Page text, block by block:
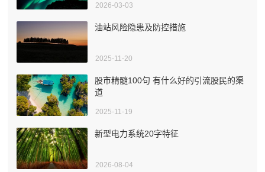
2026-03-03
油站风险隐患及防控措施
2025-11-20
股市精髓100句 有什么好的引流股民的渠
道
2025-11-19
新型电力系统20字特征
2026-08-04